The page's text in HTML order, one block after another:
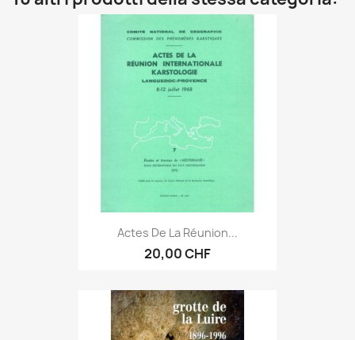
Actes De La Réunion...
20,00 CHF